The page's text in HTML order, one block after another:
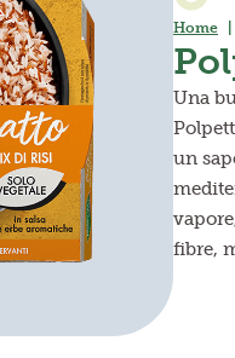
Home
Una
un
fibre,